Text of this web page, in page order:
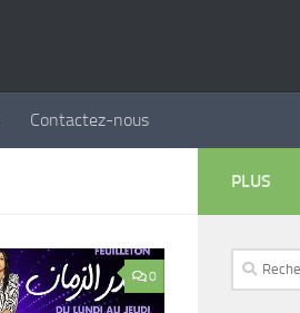
Contactez-nous
0
PLUS